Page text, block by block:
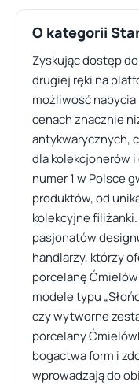
O kategorii
Zyskując dostęp
drugiej ręki na
możliwość
cenach znacznie
antykwarycznych,
dla kolekcjonerów
numer 1 w Polsce
produktów, od
kolekcyjne
pasjonatów
handlarzy, którzy
porcelanę
modele typu
czy wytworne
porcelany
bogactwa form i
wprowadzają do